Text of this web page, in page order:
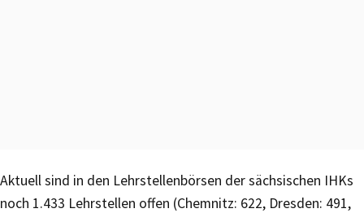
Aktuell sind in den Lehrstellenbörsen der sächsischen IHKs
noch 1.433 Lehrstellen offen (Chemnitz: 622, Dresden: 491,